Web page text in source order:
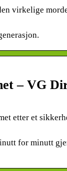
virkelige
– VG
etter et
for minutt